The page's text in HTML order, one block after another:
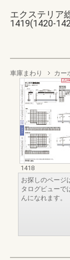
エクステリア
1419(1420-
車庫まわり カー
1418
お探しのページ
タログビューで
んになれます。